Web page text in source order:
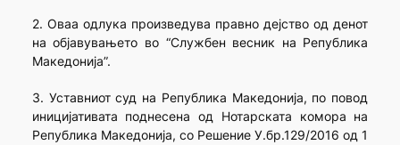
2. Оваа одлука произведува правно дејство од денот
на објавувањето во “Службен весник на Република
Македонија”.
3. Уставниот суд на Република Македонија, по повод
иницијативата поднесена од Нотарската комора на
Република Македонија, со Решение У.бр.129/2016 од 1